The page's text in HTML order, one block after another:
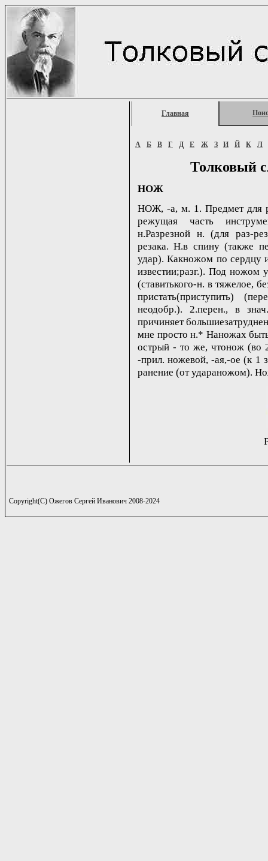
Главная
А Б В Г Д Е Ж З И Й К Л
Толковый
НОЖ
НОЖ, -а, м. 1. Предмет для
режущая часть
н.Разрезной н. (для раз-
резака. Н.в спину (также
удар). Какножом по сердцу
известии;разг.). Под ножом
(ставитького-н. в тяжелое,
пристать(приступить)
неодобр.). 2.перен., в
причиняет
мне просто н.* Наножах
острый - то же, чтонож (во
-прил. ножевой, -ая,-ое (к 1
ранение (от удараножом).
Copyright(C) Ожегов Сергей Иванович 2008-2024